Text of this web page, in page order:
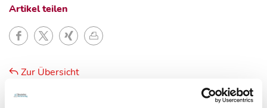
Artikel teilen
Zur Übersicht